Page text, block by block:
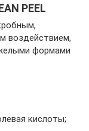
PEEL
воздействием,
формами
кислоты;